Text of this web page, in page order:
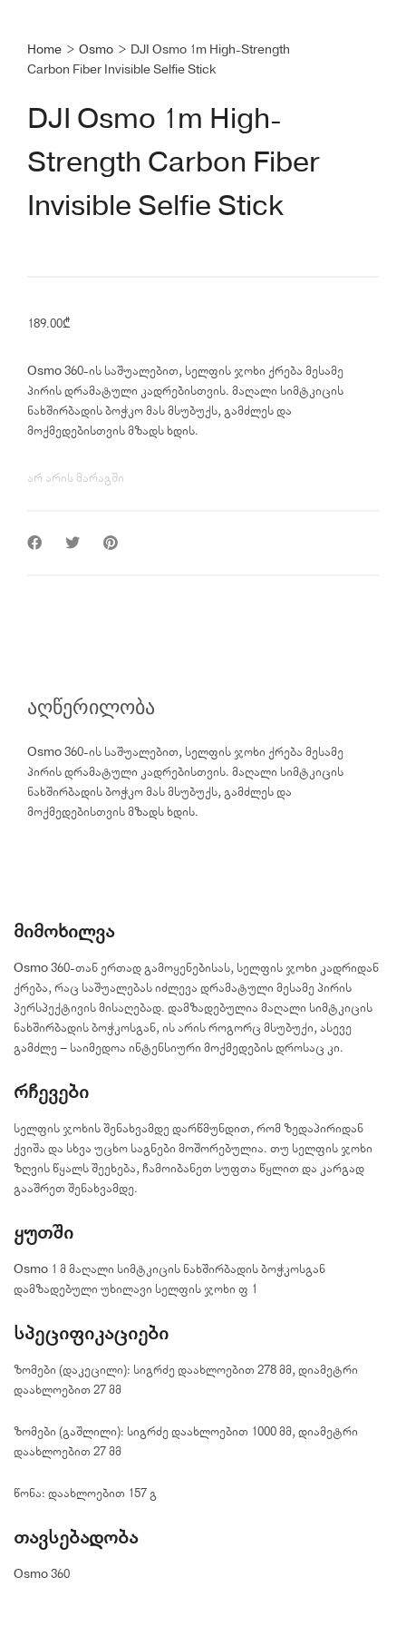
Home > Osmo > DJI Osmo 1m High-Strength
Carbon Fiber Invisible Selfie Stick
DJI Osmo 1m High-
Strength Carbon Fiber
Invisible Selfie Stick
189.00₾
Osmo 360-ის საშუალებით, სელფის ჯოხი ქრება მესამე
პირის დრამატული კადრებისთვის. მაღალი სიმტკიცის
ნახშირბადის ბოჭკო მას მსუბუქს, გამძლეს და
მოქმედებისთვის მზადს ხდის.
არ არის მარაგში
აღწერილობა
Osmo 360-ის საშუალებით, სელფის ჯოხი ქრება მესამე
პირის დრამატული კადრებისთვის. მაღალი სიმტკიცის
ნახშირბადის ბოჭკო მას მსუბუქს, გამძლეს და
მოქმედებისთვის მზადს ხდის.
მიმოხილვა
Osmo 360-თან ერთად გამოყენებისას, სელფის ჯოხი კადრიდან
ქრება, რაც საშუალებას იძლევა დრამატული მესამე პირის
პერსპექტივის მისაღებად. დამზადებულია მაღალი სიმტკიცის
ნახშირბადის ბოჭკოსგან, ის არის როგორც მსუბუქი, ასევე
გამძლე – საიმედოა ინტენსიური მოქმედების დროსაც კი.
რჩევები
სელფის ჯოხის შენახვამდე დარწმუნდით, რომ ზედაპირიდან
ქვიშა და სხვა უცხო საგნები მოშორებულია. თუ სელფის ჯოხი
ზღვის წყალს შეეხება, ჩამოიბანეთ სუფთა წყლით და კარგად
გააშრეთ შენახვამდე.
ყუთში
Osmo 1 მ მაღალი სიმტკიცის ნახშირბადის ბოჭკოსგან
დამზადებული უხილავი სელფის ჯოხი × 1
სპეციფიკაციები
ზომები (დაკეცილი): სიგრძე დაახლოებით 278 მმ, დიამეტრი
დაახლოებით 27 მმ
ზომები (გაშლილი): სიგრძე დაახლოებით 1000 მმ, დიამეტრი
დაახლოებით 27 მმ
წონა: დაახლოებით 157 გ
თავსებადობა
Osmo 360